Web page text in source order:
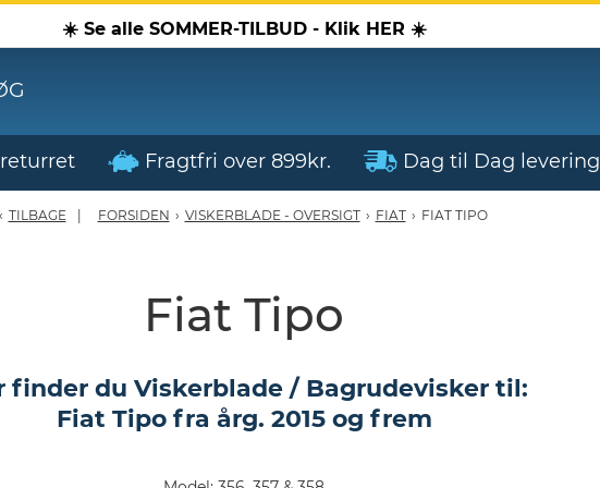
☀️ Se alle SOMMER-TILBUD - Klik HER ☀️
Fragtfri over 899kr. Dag til Dag levering
TILBAGE FORSIDEN › VISKERBLADE - OVERSIGT › FIAT › FIAT TIPO
Fiat Tipo
finder du Viskerblade / Bagrudevisker til:
Fiat Tipo fra årg. 2015 og frem